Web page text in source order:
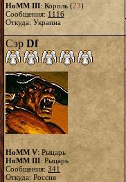
HoMM III: Король (23)
Сообщения: 1116
Откуда: Украина
Сэр Df
HoMM V: Рыцарь
HoMM III: Рыцарь
Сообщения: 341
Откуда: Россия